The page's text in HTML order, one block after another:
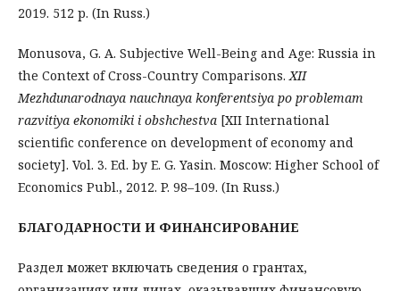
2019. 512 p. (In Russ.)
Monusova, G. A. Subjective Well-Being and Age: Russia in
the Context of Cross-Country Comparisons.XII
Mezhdunarodnaya nauchnaya konferentsiya po problemam
razvitiya ekonomiki i obshchestva [XII International
scientific conference on development of economy and
society]. Vol. 3. Ed. by E. G. Yasin. Moscow: Higher School of
Economics Publ., 2012. P. 98–109. (In Russ.)
БЛАГОДАРНОСТИ И ФИНАНСИРОВАНИЕ
Раздел может включать сведения о грантах,